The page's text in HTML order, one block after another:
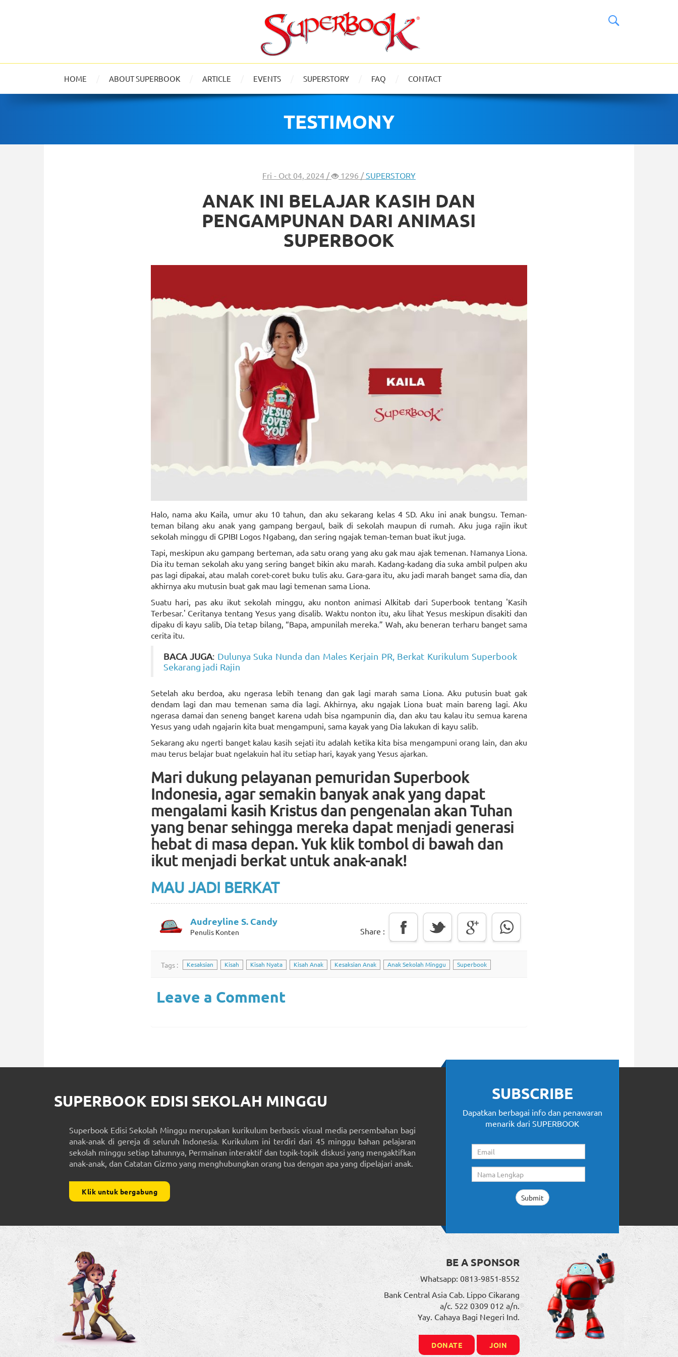
HOME ABOUT SUPERBOOK ARTICLE EVENTS SUPERSTORY FAQ CONTACT
TESTIMONY
Fri - Oct 04, 2024 / 1296 /SUPERSTORY
ANAK INI BELAJAR KASIH DAN
PENGAMPUNAN DARI ANIMASI
SUPERBOOK
Halo, nama aku Kaila, umur aku 10 tahun, dan aku sekarang kelas 4 SD. Aku ini anak bungsu. Teman-
teman bilang aku anak yang gampang bergaul, baik di sekolah maupun di rumah. Aku juga rajin ikut
sekolah minggu di GPIBI Logos Ngabang, dan sering ngajak teman-teman buat ikut juga.
Tapi, meskipun aku gampang berteman, ada satu orang yang aku gak mau ajak temenan. Namanya Liona.
Dia itu teman sekolah aku yang sering banget bikin aku marah. Kadang-kadang dia suka ambil pulpen aku
pas lagi dipakai, atau malah coret-coret buku tulis aku. Gara-gara itu, aku jadi marah banget sama dia, dan
akhirnya aku mutusin buat gak mau lagi temenan sama Liona.
Suatu hari, pas aku ikut sekolah minggu, aku nonton animasi Alkitab dari Superbook tentang 'Kasih
Terbesar.' Ceritanya tentang Yesus yang disalib. Waktu nonton itu, aku lihat Yesus meskipun disakiti dan
dipaku di kayu salib, Dia tetap bilang, “Bapa, ampunilah mereka.” Wah, aku beneran terharu banget sama
cerita itu.
BACA JUGA: Dulunya Suka Nunda dan Males Kerjain PR, Berkat Kurikulum Superbook
Sekarang jadi Rajin
Setelah aku berdoa, aku ngerasa lebih tenang dan gak lagi marah sama Liona. Aku putusin buat gak
dendam lagi dan mau temenan sama dia lagi. Akhirnya, aku ngajak Liona buat main bareng lagi. Aku
ngerasa damai dan seneng banget karena udah bisa ngampunin dia, dan aku tau kalau itu semua karena
Yesus yang udah ngajarin kita buat mengampuni, sama kayak yang Dia lakukan di kayu salib.
Sekarang aku ngerti banget kalau kasih sejati itu adalah ketika kita bisa mengampuni orang lain, dan aku
mau terus belajar buat ngelakuin hal itu setiap hari, kayak yang Yesus ajarkan.
Mari dukung pelayanan pemuridan Superbook
Indonesia, agar semakin banyak anak yang dapat
mengalami kasih Kristus dan pengenalan akan Tuhan
yang benar sehingga mereka dapat menjadi generasi
hebat di masa depan. Yuk klik tombol di bawah dan
ikut menjadi berkat untuk anak-anak!
MAU JADI BERKAT
Audreyline S. Candy
Penulis Konten Share :
Tags : Kesaksian Kisah Kisah Nyata Kisah Anak Kesaksian Anak Anak Sekolah Minggu Superbook
Leave a Comment
SUPERBOOK EDISI SEKOLAH MINGGU
Superbook Edisi Sekolah Minggu merupakan kurikulum berbasis visual media persembahan bagi
anak-anak di gereja di seluruh Indonesia. Kurikulum ini terdiri dari 45 minggu bahan pelajaran
sekolah minggu setiap tahunnya, Permainan interaktif dan topik-topik diskusi yang mengaktifkan
anak-anak, dan Catatan Gizmo yang menghubungkan orang tua dengan apa yang dipelajari anak.
Klik untuk bergabung
SUBSCRIBE
Dapatkan berbagai info dan penawaran
menarik dari SUPERBOOK
BE A SPONSOR
Whatsapp: 0813-9851-8552
Bank Central Asia Cab. Lippo Cikarang
a/c. 522 0309 012 a/n.
Yay. Cahaya Bagi Negeri Ind.
DONATE JOIN